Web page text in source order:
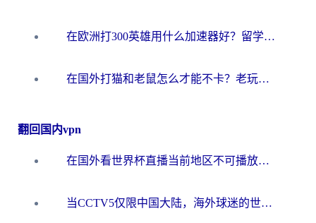
在欧洲打300英雄用什么加速器好？留学生亲测有效的解决方案来了
在国外打猫和老鼠怎么才能不卡？老玩家亲测的终极加速指南
翻回国内vpn
在国外看世界杯直播当前地区不可播放？海外党必看的回国加速全攻略
当CCTV5仅限中国大陆，海外球迷的世界杯狂欢如何继续？